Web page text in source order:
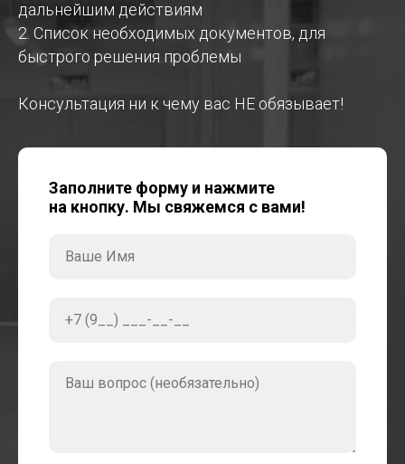
дальнейшим действиям
2. Список необходимых документов, для
быстрого решения проблемы
Консультация ни к чему вас НЕ обязывает!
Заполните форму и нажмите
на кнопку. Мы свяжемся с вами!
Ваше Имя
+7 (9__) ___-__-__
Ваш вопрос (необязательно)